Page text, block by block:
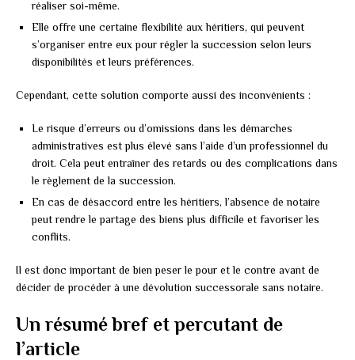
réaliser soi-même.
Elle offre une certaine flexibilité aux héritiers, qui peuvent
s’organiser entre eux pour régler la succession selon leurs
disponibilités et leurs préférences.
Cependant, cette solution comporte aussi des inconvénients :
Le risque d’erreurs ou d’omissions dans les démarches
administratives est plus élevé sans l’aide d’un professionnel du
droit. Cela peut entraîner des retards ou des complications dans
le règlement de la succession.
En cas de désaccord entre les héritiers, l’absence de notaire
peut rendre le partage des biens plus difficile et favoriser les
conflits.
Il est donc important de bien peser le pour et le contre avant de
décider de procéder à une dévolution successorale sans notaire.
Un résumé bref et percutant de
l’article